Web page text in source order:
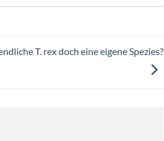
T. rex doch eine eigene Spezies?